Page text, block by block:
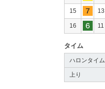
15 13
16 11
タイム
ハロンタイム
上り